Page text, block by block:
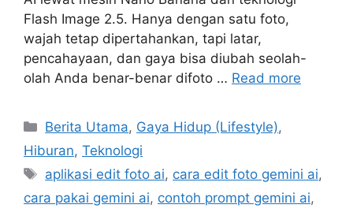
Flash Image 2.5. Hanya dengan satu foto,
wajah tetap dipertahankan, tapi latar,
pencahayaan, dan gaya bisa diubah seolah-
olah Anda benar-benar difoto … Read more
C
a
e
g
Berita Utama, Gaya Hidup (Lifestyle),
Hiburan, Teknologi
T
a
aplikasi edit foto ai, cara edit foto gemini ai,
cara pakai gemini ai, contoh prompt gemini ai,